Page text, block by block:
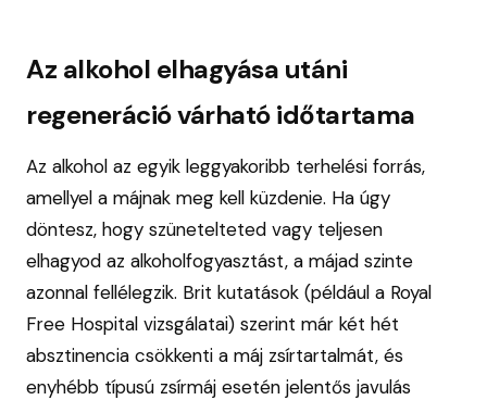
Az alkohol elhagyása utáni
regeneráció várható időtartama
Az alkohol az egyik leggyakoribb terhelési forrás,
amellyel a májnak meg kell küzdenie. Ha úgy
döntesz, hogy szünetelteted vagy teljesen
elhagyod az alkoholfogyasztást, a májad szinte
azonnal fellélegzik. Brit kutatások (például a Royal
Free Hospital vizsgálatai) szerint már két hét
absztinencia csökkenti a máj zsírtartalmát, és
enyhébb típusú zsírmáj esetén jelentős javulás